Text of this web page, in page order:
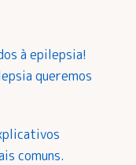
à epilepsia!
queremos
comuns.